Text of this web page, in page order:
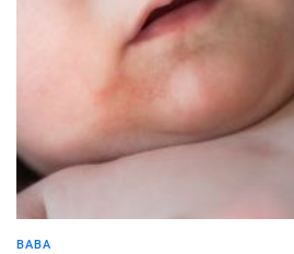
BABA